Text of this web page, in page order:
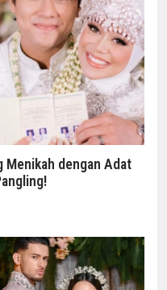
Menikah dengan Adat